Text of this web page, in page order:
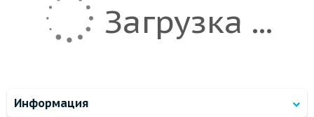
Загрузка ...
Информация